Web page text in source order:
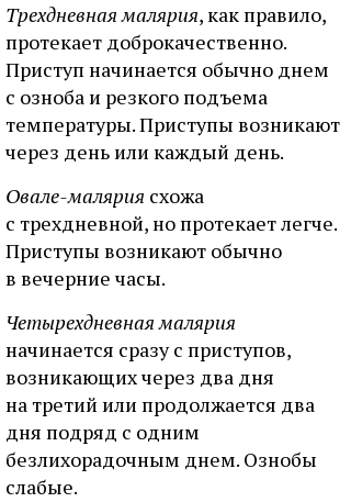
Трехдневная малярия, как правило,
протекает доброкачественно.
Приступ начинается обычно днем
с озноба и резкого подъема
температуры. Приступы возникают
через день или каждый день.
Овале-малярия схожа
с трехдневной, но протекает легче.
Приступы возникают обычно
в вечерние часы.
Четырехдневная малярия
начинается сразу с приступов,
возникающих через два дня
на третий или продолжается два
дня подряд с одним
безлихорадочным днем. Ознобы
слабые.